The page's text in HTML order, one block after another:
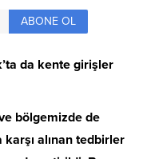
ABONE OL
da kente girişler
bölgemizde de
karşı alınan tedbirler